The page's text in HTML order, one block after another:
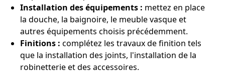
Installation des équipements : mettez en place
la douche, la baignoire, le meuble vasque et
autres équipements choisis précédemment.
Finitions : complétez les travaux de finition tels
que la installation des joints, l'installation de la
robinetterie et des accessoires.